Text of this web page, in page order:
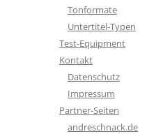
Tonformate
Untertitel-Typen
Test-Equipment
Kontakt
Datenschutz
Impressum
Partner-Seiten
andreschnack.de